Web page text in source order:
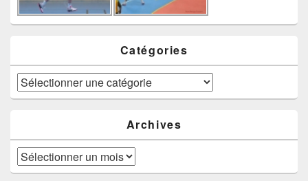
Catégories
Catégories
Archives
Archives